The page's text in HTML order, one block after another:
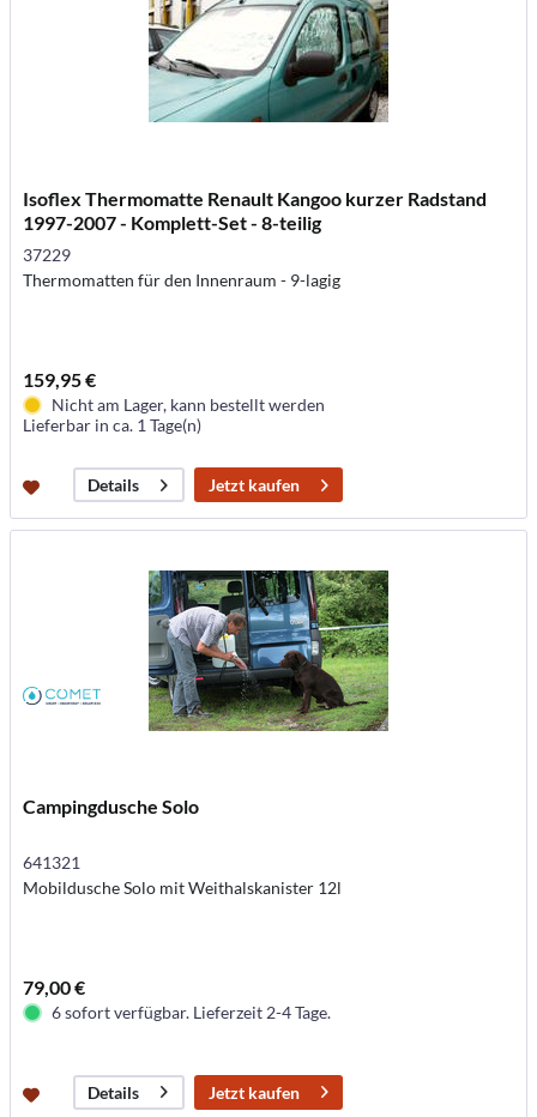
Isoflex Thermomatte Renault Kangoo kurzer Radstand
1997-2007 - Komplett-Set - 8-teilig
37229
Thermomatten für den Innenraum - 9-lagig
159,95 €
Nicht am Lager, kann bestellt werden
Lieferbar in ca. 1 Tage(n)
Details Jetzt kaufen
Campingdusche Solo
641321
Mobildusche Solo mit Weithalskanister 12l
79,00 €
6 sofort verfügbar. Lieferzeit 2-4 Tage.
Details Jetzt kaufen